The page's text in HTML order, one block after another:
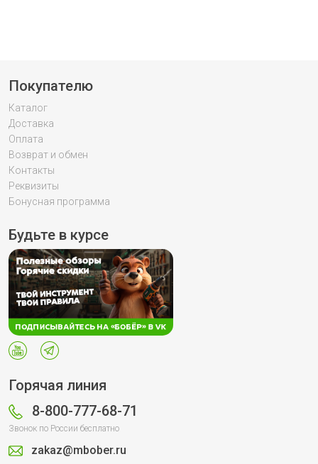
Покупателю
Каталог
Доставка
Оплата
Возврат и обмен
Контакты
Реквизиты
Бонусная программа
Будьте в курсе
Горячая линия
8-800-777-68-71
Звонок по России бесплатно
zakaz@mbober.ru